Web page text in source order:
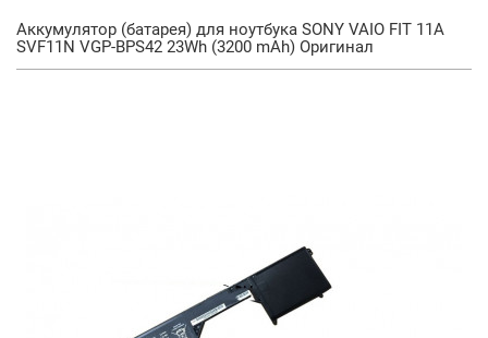
Аккумулятор (батарея) для ноутбука SONY VAIO FIT 11A
SVF11N VGP-BPS42 23Wh (3200 mAh) Оригинал